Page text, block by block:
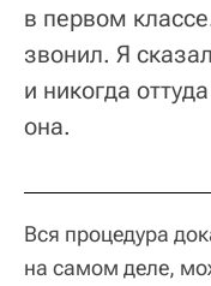
в первом
звонил. Я
и никогда
она.
Вся процедура
на самом деле,